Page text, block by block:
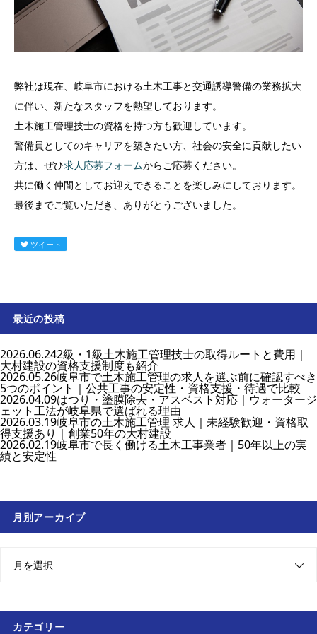
弊社は現在、岐阜市における土木工事と交通誘導警備の業務拡大
に伴い、新たなスタッフを熱望しております。
土木施工管理技士の資格を持つ方も歓迎しています。
警備員としてのキャリアを築きたい方、社会の安全に貢献したい
方は、ぜひ求人応募フォームからご応募ください。
共に働く仲間としてお迎えできることを楽しみにしております。
最後までご覧いただき、ありがとうございました。
ツイート
最近の投稿
2026.06.242級・1級土木施工管理技士の取得ルートと費用｜
大村建設の資格支援制度も紹介
2026.05.26岐阜市で土木施工管理の求人を選ぶ前に確認すべき
5つのポイント｜公共工事の安定性・資格支援・待遇で比較
2026.04.09はつり・塗膜除去・アスベスト対応｜ウォータージ
ェット工法が岐阜県で選ばれる理由
2026.03.19岐阜市の土木施工管理 求人｜未経験歓迎・資格取
得支援あり｜創業50年の大村建設
2026.02.19岐阜市で長く働ける土木工事業者｜50年以上の実
績と安定性
月別アーカイブ
月を選択
カテゴリー